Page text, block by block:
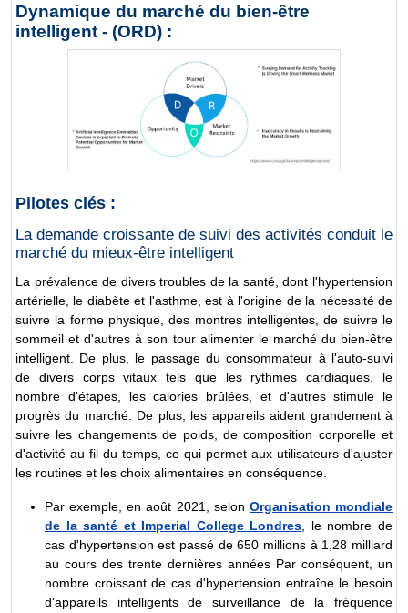
Dynamique du marché du bien-être
intelligent - (ORD) :
Pilotes clés :
La demande croissante de suivi des activités conduit le
marché du mieux-être intelligent
La prévalence de divers troubles de la santé, dont l'hypertension
artérielle, le diabète et l'asthme, est à l'origine de la nécessité de
suivre la forme physique, des montres intelligentes, de suivre le
sommeil et d'autres à son tour alimenter le marché du bien-être
intelligent. De plus, le passage du consommateur à l'auto-suivi
de divers corps vitaux tels que les rythmes cardiaques, le
nombre d'étapes, les calories brûlées, et d'autres stimule le
progrès du marché. De plus, les appareils aident grandement à
suivre les changements de poids, de composition corporelle et
d'activité au fil du temps, ce qui permet aux utilisateurs d'ajuster
les routines et les choix alimentaires en conséquence.
Par exemple, en août 2021, selon Organisation mondiale
de la santé et Imperial College Londres , le nombre de
cas d'hypertension est passé de 650 millions à 1,28 milliard
au cours des trente dernières années Par conséquent, un
nombre croissant de cas d'hypertension entraîne le besoin
d'appareils intelligents de surveillance de la fréquence